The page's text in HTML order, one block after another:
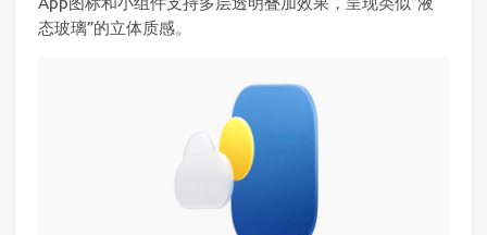
态玻璃”的立体质感。